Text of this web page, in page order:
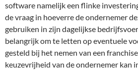
software namelijk een flinke
de vraag in hoeverre de ondernemer
gebruiken in zijn dagelijkse
belangrijk om te letten op eventuele
gesteld bij het nemen van een
keuzevrijheid van de ondernemer kan